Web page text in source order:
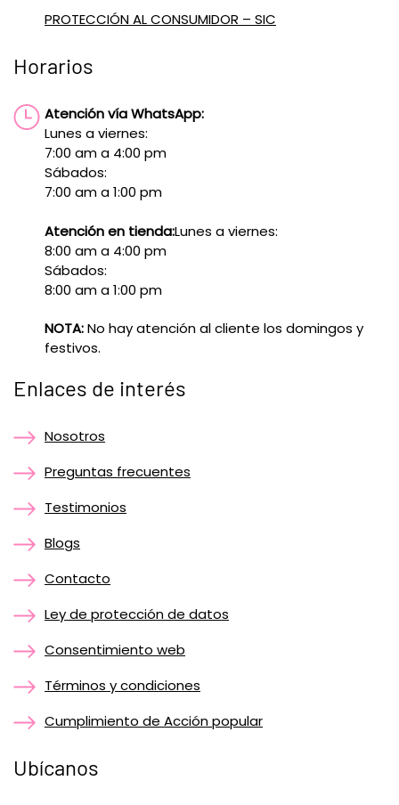
PROTECCIÓN AL CONSUMIDOR – SIC
Horarios
Atención vía WhatsApp:
Lunes a viernes:
7:00 am a 4:00 pm
Sábados:
7:00 am a 1:00 pm
Atención en tienda:Lunes a viernes:
8:00 am a 4:00 pm
Sábados:
8:00 am a 1:00 pm
NOTA:No hay atención al cliente los domingos y
festivos.
Enlaces de interés
Nosotros
Preguntas frecuentes
Testimonios
Blogs
Contacto
Ley de protección de datos
Consentimiento web
Términos y condiciones
Cumplimiento de Acción popular
Ubícanos